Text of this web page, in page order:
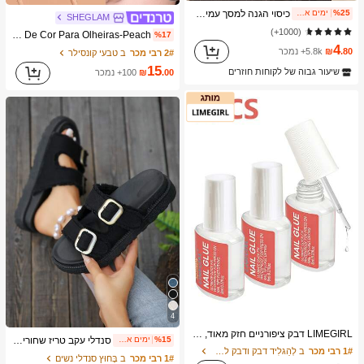
%25 ימים אחרונים 2 כיסוי הגנה למסך עמיד לזעזועים, פשוט חלק בסיסי שקוף מאקריליק, תואם ל-17promax/17pro/17/17 Air/16/16promax/16pro/16plus/16e/15/14/13 Pro Max/7g/8g/Se/Se2/Se3/7plus/8plus/14promax/14pro/14plus/13pro/12promax/12/12pro/11/11pro/11promax/X/Xs/Xr/Xsmax, כיסוי גב קשיח שקוף עם הגנה היקפית, מינימליסטי, לאביב ויום הולדת
(1000+)
₪4.80 5.8k+ נמכר
שיעור גבוה של לקוחות חוזרים
LIMEGIRL דבק ציפורניים חזק מאוד, 3 יחידות/סט 8 מ"ל/בקבוק דבק ציפורניים מהיר ייבוש, עמיד למים ועמיד לאורך זמן, מתאים לציפורניים מלאכותיות, פריט חובה
1# רבי מכר
ב לְהַגלִיד דבק ודבק לציפורניים
SHEGLAM
%17 SHEGLAM Wake Up Call Corretor De Cor Para Olheiras-Peach מותג יופי קוסמטיקה איפור לנשים ולנערות
2# רבי מכר
ב טבעי קונסילר
₪15.00 100+ נמכר
4
%15 ימים אחרונים 2 סנדלי עקב טריז שחורים אופנתיים לנשים עם אבזם חגורה מעוטר בציציות, כפכפים עם פלטפורמה לקיץ, חיוניים לטיולים
1# רבי מכר
ב בָּחוּץ סנדלי נשים